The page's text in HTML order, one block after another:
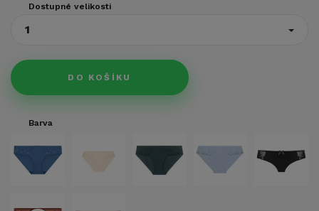
Dostupné velikosti
1
DO KOŠÍKU
Barva